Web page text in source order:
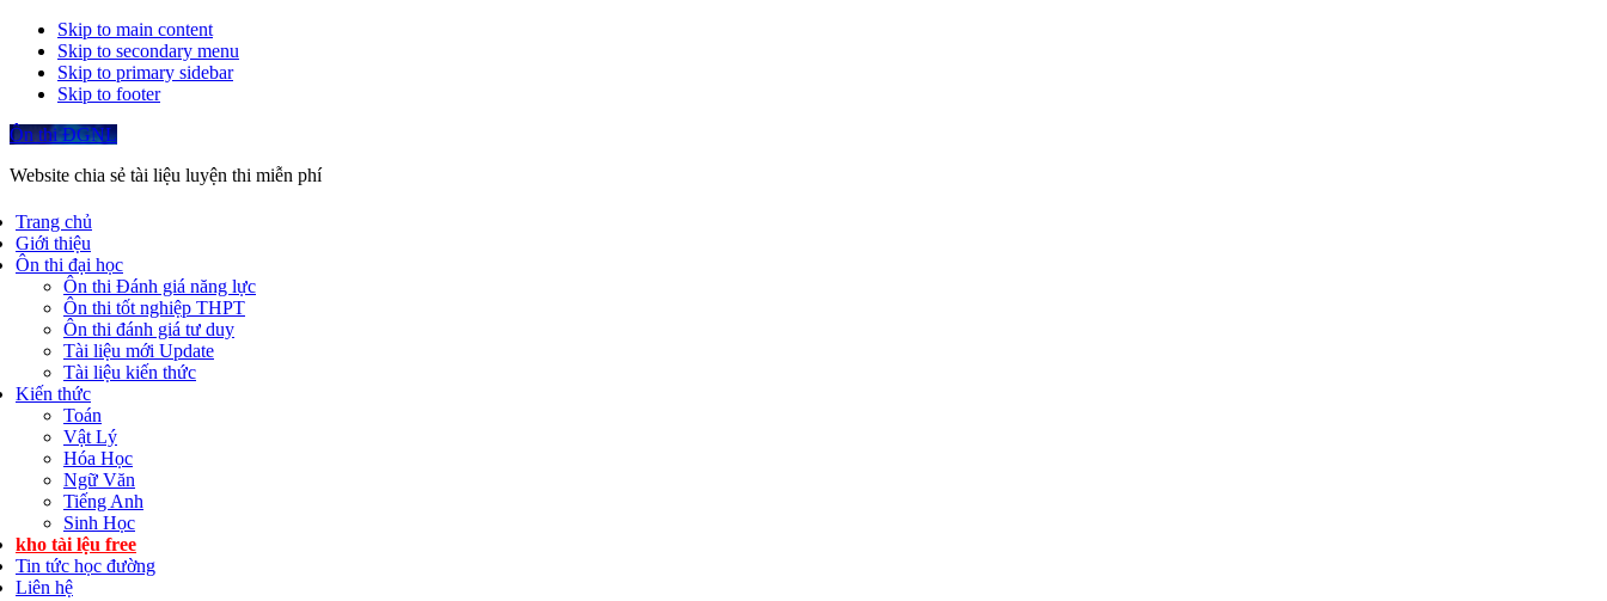
Skip to main content
Skip to secondary menu
Skip to primary sidebar
Skip to footer
Ôn thi ĐGNL
Website chia sẻ tài liệu luyện thi miễn phí
Trang chủ
Giới thiệu
Ôn thi đại học
Ôn thi Đánh giá năng lực
Ôn thi tốt nghiệp THPT
Ôn thi đánh giá tư duy
Tài liệu mới Update
Tài liệu kiến thức
Kiến thức
Toán
Vật Lý
Hóa Học
Ngữ Văn
Tiếng Anh
Sinh Học
kho tài lệu free
Tin tức học đường
Liên hệ